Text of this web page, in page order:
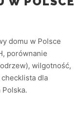
domu w Polsce
porównanie
wilgotność,
dla
Polska.